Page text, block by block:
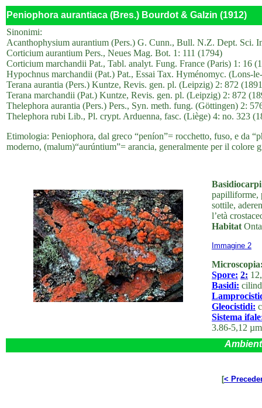
Peniophora aurantiaca (Bres.) Bourdot & Galzin (1912)
Sinonimi:
Acanthophysium aurantium (Pers.) G. Cunn., Bull. N.Z. Dept. Sci.
Corticium aurantium Pers., Neues Mag. Bot. 1: 111 (1794)
Corticium marchandii Pat., Tabl. analyt. Fung. France (Paris) 1: 16
Hypochnus marchandii (Pat.) Pat., Essai Tax. Hyménomyc. (Lons-
Terana aurantia (Pers.) Kuntze, Revis. gen. pl. (Leipzig) 2: 872
Terana marchandii (Pat.) Kuntze, Revis. gen. pl. (Leipzig) 2: 872
Thelephora aurantia (Pers.) Pers., Syn. meth. fung. (Göttingen) 2:
Thelephora rubi Lib., Pl. crypt. Arduenna, fasc. (Liège) 4: no. 323
Etimologia: Peniophora, dal greco “peníon”= rocchetto, fuso, e da
moderno, (malum)“aurúntium”= arancia, generalmente per il colore
Basidiocarpi
papilliforme,
sottile,
l’età
Habitat
Immagine 2
Spore: 2:
Basidi:
Gleocistidi:
Sistema
3.86-5,12
[<